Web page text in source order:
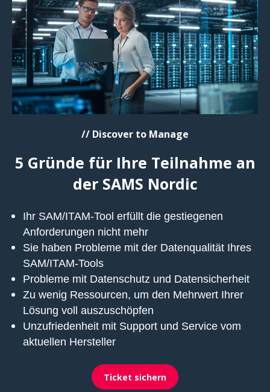
// Discover to Manage
5 Gründe für Ihre Teilnahme an
der SAMS Nordic
Ihr SAM/ITAM-Tool erfüllt die gestiegenen
Anforderungen nicht mehr
Sie haben Probleme mit der Datenqualität Ihres
SAM/ITAM-Tools
Probleme mit Datenschutz und Datensicherheit
Zu wenig Ressourcen, um den Mehrwert Ihrer
Lösung voll auszuschöpfen
Unzufriedenheit mit Support und Service vom
aktuellen Hersteller
Ticket sichern